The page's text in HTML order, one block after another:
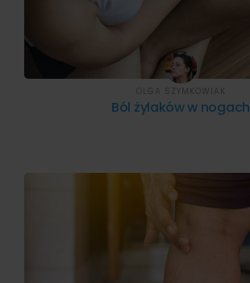
Ból żylaków w nogach
OLGA SZYMKOWIAK